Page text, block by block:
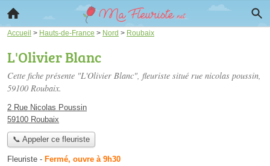
Accueil > Hauts-de-France > Nord > Roubaix
L'Olivier Blanc
Cette fiche présente "L'Olivier Blanc", fleuriste situé rue nicolas poussin,
59100 Roubaix.
2 Rue Nicolas Poussin
59100 Roubaix
📞 Appeler ce fleuriste
Fleuriste - Fermé, ouvre à 9h30